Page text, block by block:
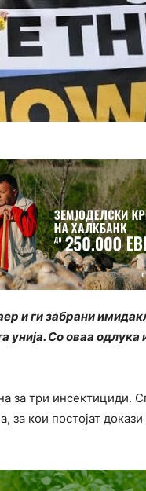
и ги забрани
унија. Со оваа одлука
за три инсектициди.
за кои постојат